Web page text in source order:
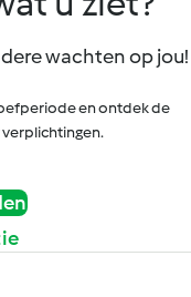
wachten op jou!
en ontdek de